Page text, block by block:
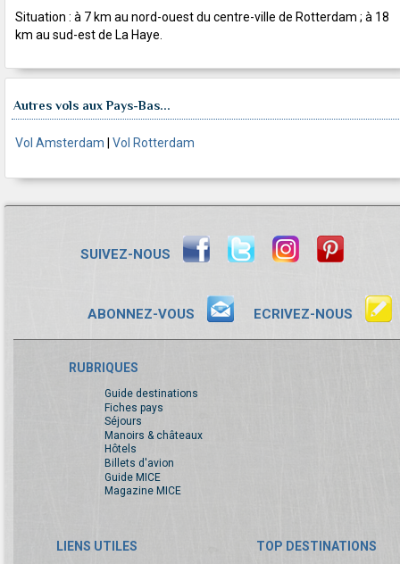
Situation : à 7 km au nord-ouest du centre-ville de Rotterdam ; à 18
km au sud-est de La Haye.
Autres vols aux Pays-Bas...
Vol Amsterdam Vol Rotterdam
SUIVEZ-NOUS
ABONNEZ-VOUS ECRIVEZ-NOUS
RUBRIQUES
Guide destinations
Fiches pays
Séjours
Manoirs & châteaux
Hôtels
Billets d'avion
Guide MICE
Magazine MICE
LIENS UTILES TOP DESTINATIONS